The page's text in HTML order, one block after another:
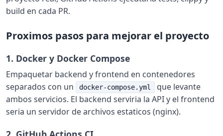
build en cada PR.
Proximos pasos para mejorar el proyecto
1. Docker y Docker Compose
Empaquetar backend y frontend en contenedores
separados con un
docker-compose.yml
que levante
ambos servicios. El backend serviria la API y el frontend
seria un servidor de archivos estaticos (nginx).